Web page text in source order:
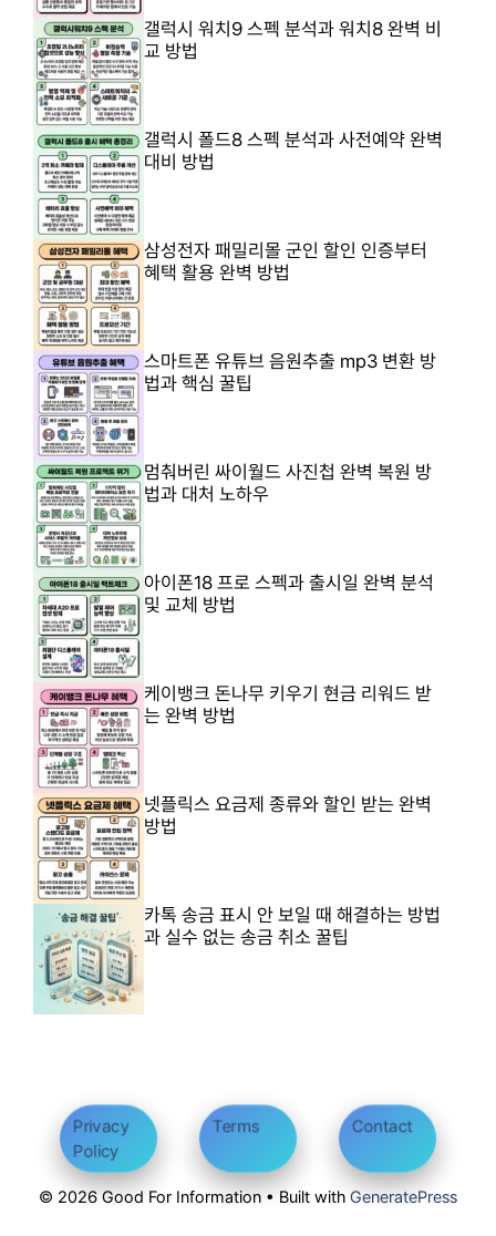
갤럭시 워치9 스펙 분석과 워치8 완벽 비
교 방법
갤럭시 폴드8 스펙 분석과 사전예약 완벽
대비 방법
삼성전자 패밀리몰 군인 할인 인증부터
혜택 활용 완벽 방법
스마트폰 유튜브 음원추출 mp3 변환 방
법과 핵심 꿀팁
멈춰버린 싸이월드 사진첩 완벽 복원 방
법과 대처 노하우
아이폰18 프로 스펙과 출시일 완벽 분석
및 교체 방법
케이뱅크 돈나무 키우기 현금 리워드 받
는 완벽 방법
넷플릭스 요금제 종류와 할인 받는 완벽
방법
카톡 송금 표시 안 보일 때 해결하는 방법
과 실수 없는 송금 취소 꿀팁
© 2026 Good For Information • Built with GeneratePress
Privacy
Policy
Terms Contact